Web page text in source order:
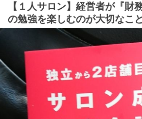
【１人サロン】経営者が『財
の勉強を楽しむのが大切なこと